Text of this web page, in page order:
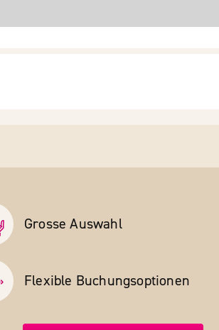
Grosse Auswahl
Flexible Buchungs­optionen